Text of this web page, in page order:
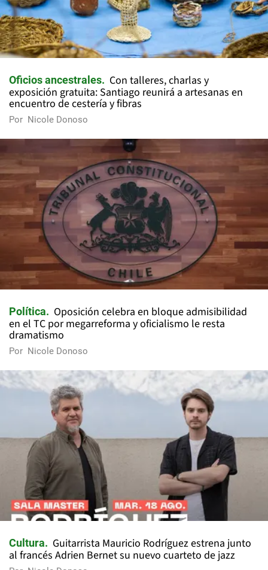
Oficios ancestrales
Con talleres, charlas y
exposición gratuita: Santiago reunirá a artesanas en
encuentro de cestería y fibras
Por Nicole Donoso
Política
Oposición celebra en bloque admisibilidad
en el TC por megarreforma y oficialismo le resta
dramatismo
Por Nicole Donoso
Cultura
Guitarrista Mauricio Rodríguez estrena junto
al francés Adrien Bernet su nuevo cuarteto de jazz